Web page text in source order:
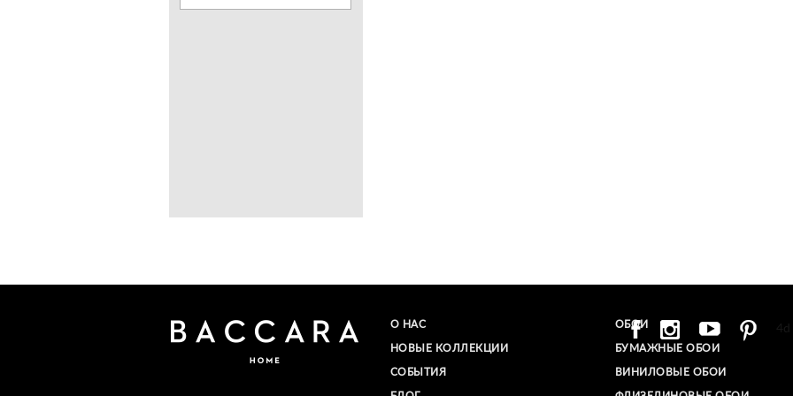
О НАС
НОВЫЕ КОЛЛЕКЦИИ
СОБЫТИЯ
ОБОИ
БУМАЖНЫЕ ОБОИ
ВИНИЛОВЫЕ ОБОИ​